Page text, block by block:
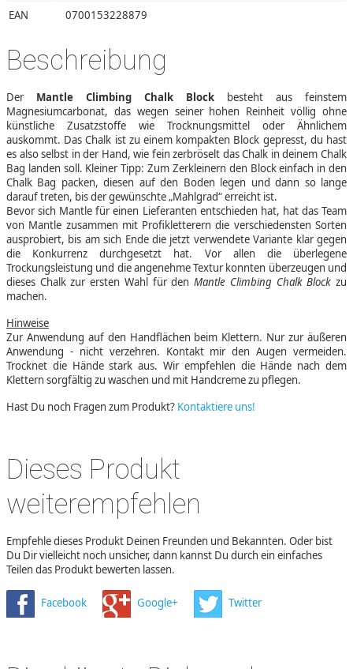
EAN 0700153228879
Beschreibung
Der Mantle Climbing Chalk Block besteht aus feinstem
Magnesiumcarbonat, das wegen seiner hohen Reinheit völlig ohne
künstliche Zusatzstoffe wie Trocknungsmittel oder Ähnlichem
auskommt. Das Chalk ist zu einem kompakten Block gepresst, du hast
es also selbst in der Hand, wie fein zerbröselt das Chalk in deinem Chalk
Bag landen soll. Kleiner Tipp: Zum Zerkleinern den Block einfach in den
Chalk Bag packen, diesen auf den Boden legen und dann so lange
darauf treten, bis der gewünschte „Mahlgrad“ erreicht ist.
Bevor sich Mantle für einen Lieferanten entschieden hat, hat das Team
von Mantle zusammen mit Profikletterern die verschiedensten Sorten
ausprobiert, bis am sich Ende die jetzt verwendete Variante klar gegen
die Konkurrenz durchgesetzt hat. Vor allen die überlegene
Trockungsleistung und die angenehme Textur konnten überzeugen und
dieses Chalk zur ersten Wahl für denMantle Climbing Chalk Block zu
machen.
Hinweise
Zur Anwendung auf den Handflächen beim Klettern. Nur zur äußeren
Anwendung - nicht verzehren. Kontakt mir den Augen vermeiden.
Trocknet die Hände stark aus. Wir empfehlen die Hände nach dem
Klettern sorgfältig zu waschen und mit Handcreme zu pflegen.
Hast Du noch Fragen zum Produkt? Kontaktiere uns!
Dieses Produkt
weiterempfehlen
Empfehle dieses Produkt Deinen Freunden und Bekannten. Oder bist
Du Dir vielleicht noch unsicher, dann kannst Du durch ein einfaches
Teilen das Produkt bewerten lassen.
Facebook Google+ Twitter